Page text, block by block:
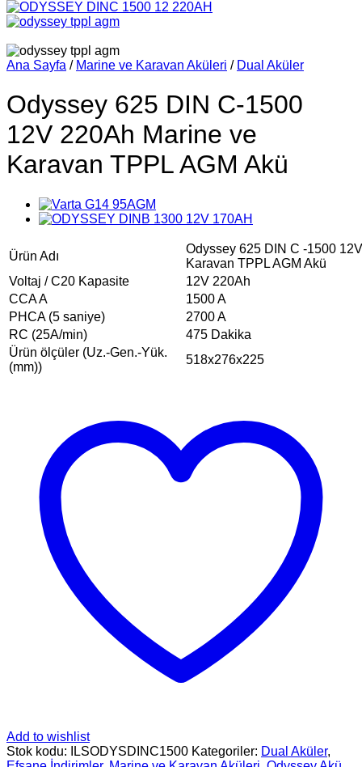
Ana Sayfa / Marine ve Karavan Aküleri / Dual Aküler
Odyssey 625 DIN C-1500
12V 220Ah Marine ve
Karavan TPPL AGM Akü
Ürün Adı
Odyssey 625 DIN C -1500
Karavan TPPL AGM Akü
Voltaj / C20 Kapasite
12V 220Ah
CCA A
1500 A
PHCA (5 saniye)
2700 A
RC (25A/min)
475 Dakika
Ürün ölçüler (Uz.-Gen.-Yük.
(mm))
518x276x225
Add to wishlist
Stok kodu:
ILSODYSDINC1500 Kategoriler: Dual Aküler,